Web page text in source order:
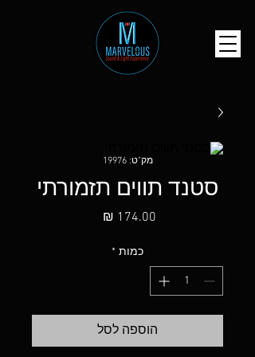
מק"ט: 19976
סטנד תווים תזמורתי
כמות *
הוספה לסל